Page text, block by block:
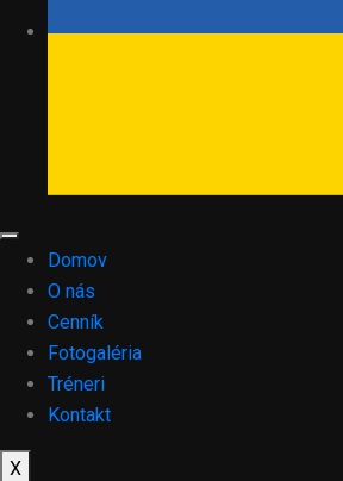
Domov
O nás
Cenník
Fotogaléria
Tréneri
Kontakt
X